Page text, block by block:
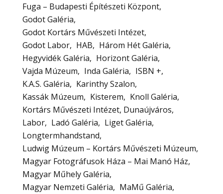
Fuga – Budapesti Építészeti Központ
Godot Galéria
Godot Kortárs Művészeti Intézet
Godot Labor
HAB
Három Hét Galéria
Hegyvidék Galéria
Horizont Galéria
Vajda Múzeum
Inda Galéria
ISBN +
K.A.S. Galéria
Karinthy Szalon
Kassák Múzeum
Kisterem
Knoll Galéria
Kortárs Művészeti Intézet, Dunaújváros
Labor
Ladó Galéria
Liget Galéria
Longtermhandstand
Ludwig Múzeum – Kortárs Művészeti Múzeum
Magyar Fotográfusok Háza – Mai Manó Ház
Magyar Műhely Galéria
Magyar Nemzeti Galéria
MaMű Galéria